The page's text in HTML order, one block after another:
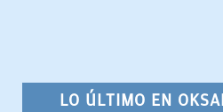
LO ÚLTIMO EN